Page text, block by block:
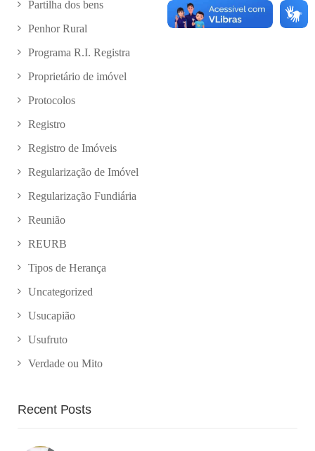
Partilha dos bens
Penhor Rural
Programa R.I. Registra
Proprietário de imóvel
Protocolos
Registro
Registro de Imóveis
Regularização de Imóvel
Regularização Fundiária
Reunião
REURB
Tipos de Herança
Uncategorized
Usucapião
Usufruto
Verdade ou Mito
Recent Posts